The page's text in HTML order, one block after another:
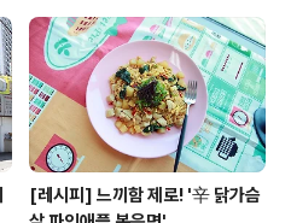
[레시피] 느끼함 제로! '辛 닭가슴